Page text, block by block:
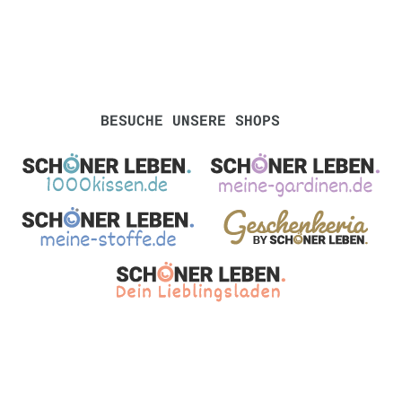
BESUCHE UNSERE SHOPS